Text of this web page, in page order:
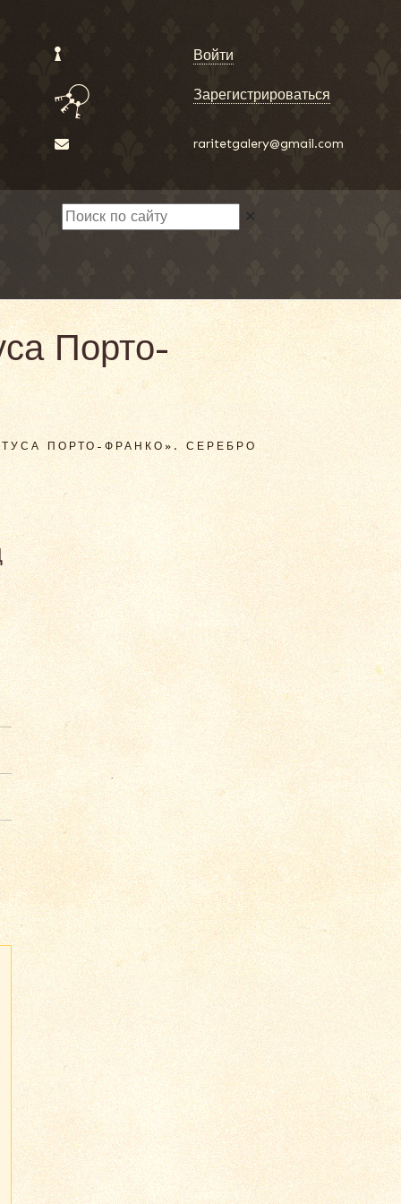
Войти
Зарегистрироваться
raritetgalery@gmail.com
✕
Порто-
ПОРТО-ФРАНКО». СЕРЕБРО